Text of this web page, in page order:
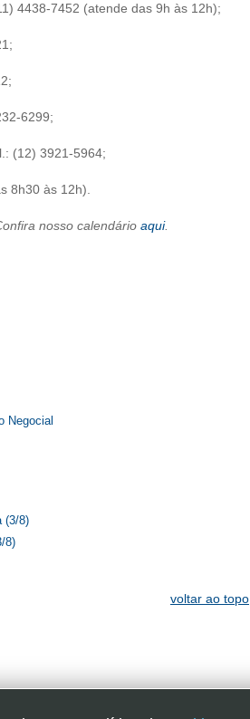
4438-7452 (atende das 9h às 12h);
6299;
(12) 3921-5964;
8h30 às 12h).
nosso calendário aqui.
Negocial
(3/8)
8)
voltar ao topo